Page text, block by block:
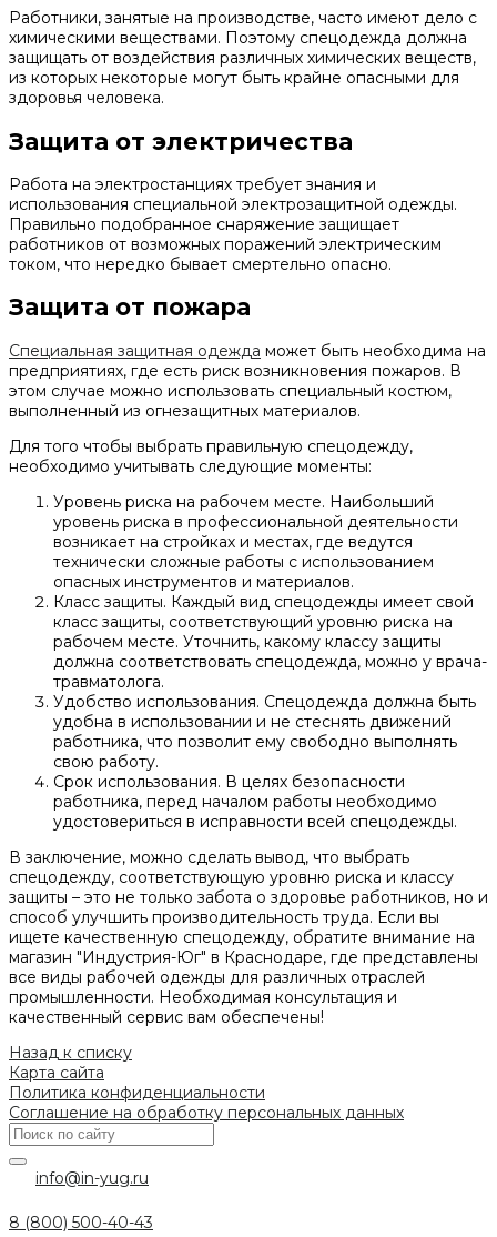
Работники, занятые на производстве, часто имеют дело с
химическими веществами. Поэтому спецодежда должна
защищать от воздействия различных химических веществ,
из которых некоторые могут быть крайне опасными для
здоровья человека.
Защита от электричества
Работа на электростанциях требует знания и
использования специальной электрозащитной одежды.
Правильно подобранное снаряжение защищает
работников от возможных поражений электрическим
током, что нередко бывает смертельно опасно.
Защита от пожара
Специальная защитная одежда может быть необходима на
предприятиях, где есть риск возникновения пожаров. В
этом случае можно использовать специальный костюм,
выполненный из огнезащитных материалов.
Для того чтобы выбрать правильную спецодежду,
необходимо учитывать следующие моменты:
Уровень риска на рабочем месте. Наибольший
уровень риска в профессиональной деятельности
возникает на стройках и местах, где ведутся
технически сложные работы с использованием
опасных инструментов и материалов.
Класс защиты. Каждый вид спецодежды имеет свой
класс защиты, соответствующий уровню риска на
рабочем месте. Уточнить, какому классу защиты
должна соответствовать спецодежда, можно у врача-
травматолога.
Удобство использования. Спецодежда должна быть
удобна в использовании и не стеснять движений
работника, что позволит ему свободно выполнять
свою работу.
Срок использования. В целях безопасности
работника, перед началом работы необходимо
удостовериться в исправности всей спецодежды.
В заключение, можно сделать вывод, что выбрать
спецодежду, соответствующую уровню риска и классу
защиты – это не только забота о здоровье работников, но и
способ улучшить производительность труда. Если вы
ищете качественную спецодежду, обратите внимание на
магазин "Индустрия-Юг" в Краснодаре, где представлены
все виды рабочей одежды для различных отраслей
промышленности. Необходимая консультация и
качественный сервис вам обеспечены!
Назад к списку
Карта сайта
Политика конфиденциальности
Соглашение на обработку персональных данных
info@in-yug.ru
8 (800) 500-40-43